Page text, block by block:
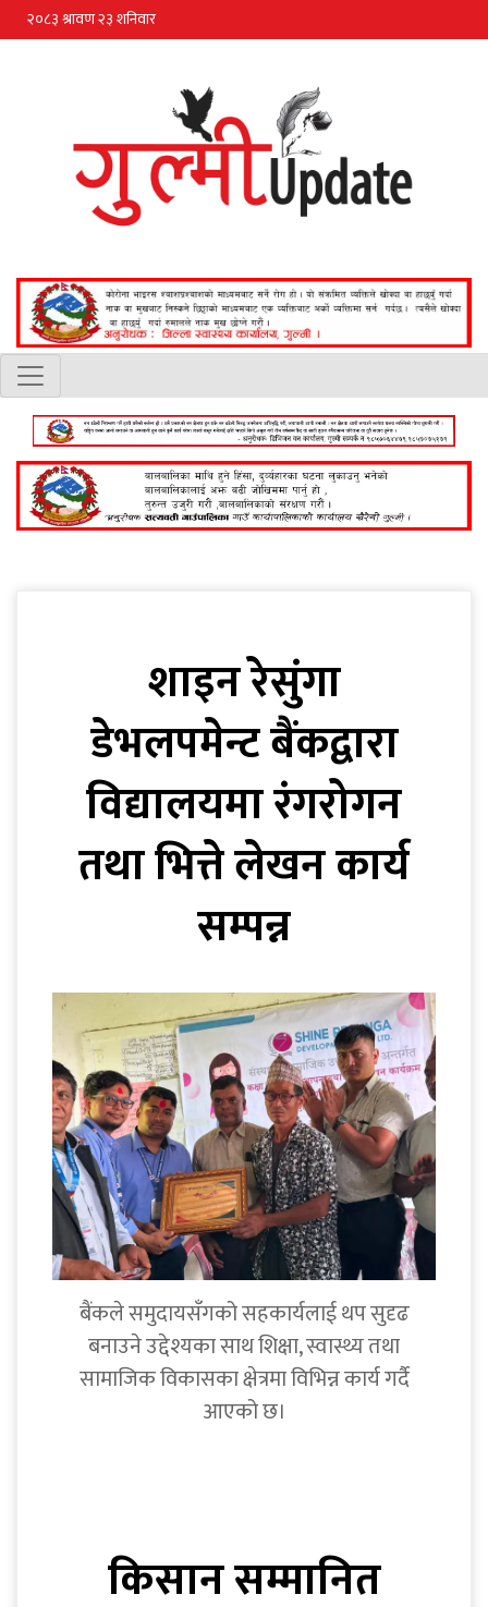
शाइन रेसुंगा
डेभलपमेन्ट बैंकद्वारा
विद्यालयमा रंगरोगन
तथा भित्ते लेखन कार्य
सम्पन्न
बैंकले समुदायसँगको सहकार्यलाई थप सुदृढ
बनाउने उद्देश्यका साथ शिक्षा, स्वास्थ्य तथा
सामाजिक विकासका क्षेत्रमा विभिन्न कार्य गर्दै
आएको छ।
किसान सम्मानित